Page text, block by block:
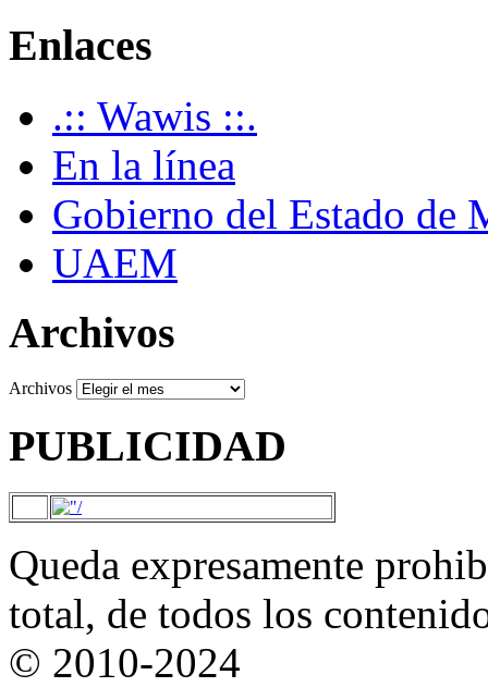
Enlaces
.:: Wawis ::.
En la línea
Gobierno del Estado de
UAEM
Archivos
Archivos
PUBLICIDAD
Queda expresamente
total, de todos los
© 2010-2024